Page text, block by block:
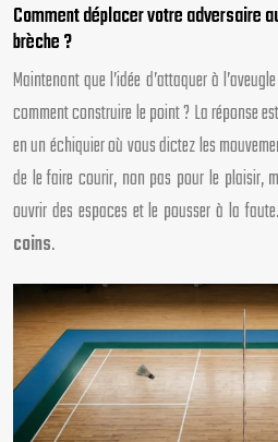
Comment déplacer votre adversaire
brèche ?
Maintenant que l’idée d’attaquer à
comment construire le point ? La réponse
en un échiquier où vous dictez les
de le faire courir, non pas pour le plaisir,
ouvrir des espaces et le pousser à la
coins.